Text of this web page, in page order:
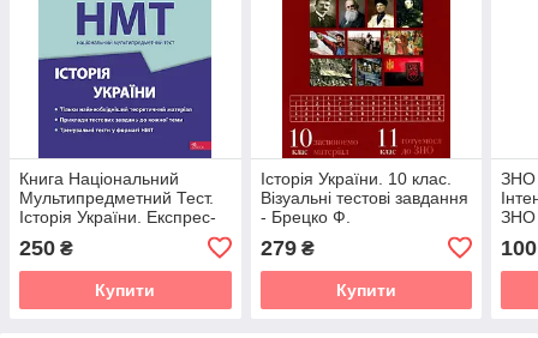
Книга Національний
Мультипредметний Тест.
Історія України. Експрес-
250 ₴
Купити
Історія України. 10 клас.
Візуальні тестові завдання
- Брецко Ф.
279₴
Купити
ЗНО
ЗНО
100